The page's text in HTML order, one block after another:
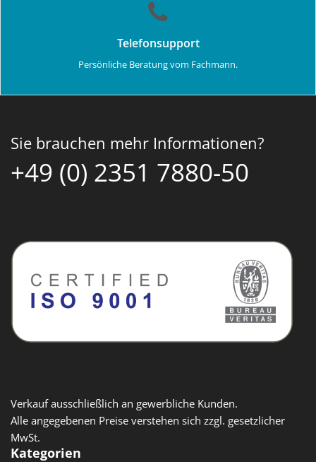
Telefonsupport
Persönliche Beratung vom Fachmann.
Sie brauchen mehr Informationen?
+49 (0) 2351 7880-50
Verkauf ausschließlich an gewerbliche Kunden.
Alle angegebenen Preise verstehen sich zzgl. gesetzlicher
MwSt.
Kategorien